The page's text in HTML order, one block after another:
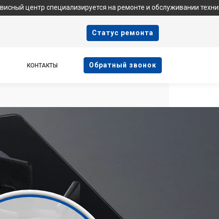
на ремонте и обслуживании техники
Cтатус ремонта
КОНТАКТЫ Oбратный звонок